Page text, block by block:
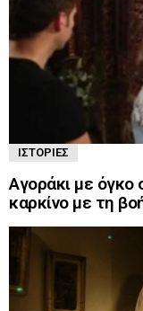
ΙΣΤΟΡΊΕΣ
Αγοράκι με όγκο
καρκίνο με τη